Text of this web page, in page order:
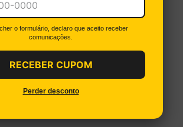
Montado:
| Largura: 133cm | Profundidade: 77,5cm
184cm | Largura: 122cm | Profundidade:
| Largura: 95cm | Profundidade: 42cm
as medidas detalhadas na imagem técnica
o formulário, declaro que aceito receber
comunicações.
RECEBER CUPOM
Perder desconto